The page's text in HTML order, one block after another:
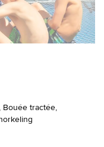
Bouée tractée,